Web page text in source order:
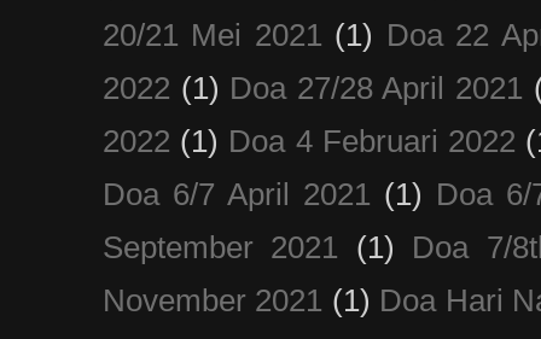
20/21 Mei 2021 (1) Doa 22
2022 (1) Doa 27/28 April 2021
2022 (1) Doa 4 Februari 2022
Doa 6/7 April 2021
(1) Doa
September 2021
(1)
Doa 7/
November 2021 (1) Doa Hari